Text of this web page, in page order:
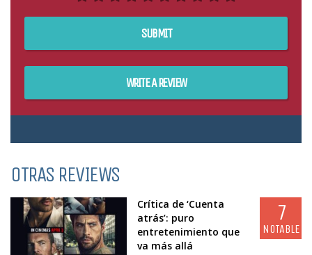
SUBMIT
WRITE A REVIEW
OTRAS REVIEWS
Crítica de ‘Cuenta
atrás’: puro
entretenimiento que
va más allá
7
NOTABLE